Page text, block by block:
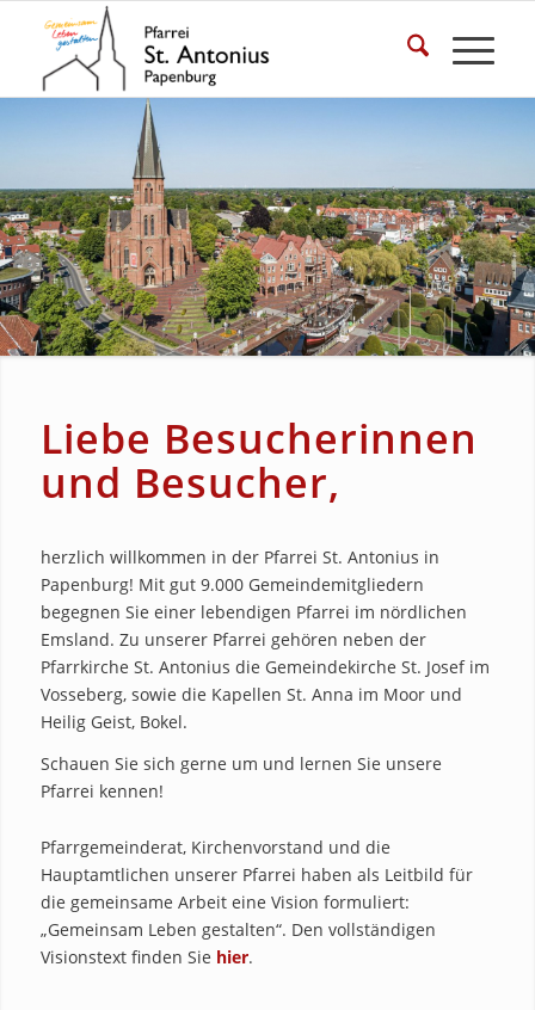
Liebe Besucherinnen
und Besucher,
herzlich willkommen in der Pfarrei St. Antonius in
Papenburg! Mit gut 9.000 Gemeindemitgliedern
begegnen Sie einer lebendigen Pfarrei im nördlichen
Emsland. Zu unserer Pfarrei gehören neben der
Pfarrkirche St. Antonius die Gemeindekirche St. Josef im
Vosseberg, sowie die Kapellen St. Anna im Moor und
Heilig Geist, Bokel.
Schauen Sie sich gerne um und lernen Sie unsere
Pfarrei kennen!
Pfarrgemeinderat, Kirchenvorstand und die
Hauptamtlichen unserer Pfarrei haben als Leitbild für
die gemeinsame Arbeit eine Vision formuliert:
„Gemeinsam Leben gestalten“. Den vollständigen
Visionstext finden Sie hier.